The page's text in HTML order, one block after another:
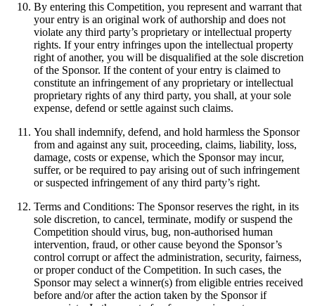
By entering this Competition, you represent and warrant that
your entry is an original work of authorship and does not
violate any third party’s proprietary or intellectual property
rights. If your entry infringes upon the intellectual property
right of another, you will be disqualified at the sole discretion
of the Sponsor. If the content of your entry is claimed to
constitute an infringement of any proprietary or intellectual
proprietary rights of any third party, you shall, at your sole
expense, defend or settle against such claims.
You shall indemnify, defend, and hold harmless the Sponsor
from and against any suit, proceeding, claims, liability, loss,
damage, costs or expense, which the Sponsor may incur,
suffer, or be required to pay arising out of such infringement
or suspected infringement of any third party’s right.
Terms and Conditions: The Sponsor reserves the right, in its
sole discretion, to cancel, terminate, modify or suspend the
Competition should virus, bug, non-authorised human
intervention, fraud, or other cause beyond the Sponsor’s
control corrupt or affect the administration, security, fairness,
or proper conduct of the Competition. In such cases, the
Sponsor may select a winner(s) from eligible entries received
before and/or after the action taken by the Sponsor if